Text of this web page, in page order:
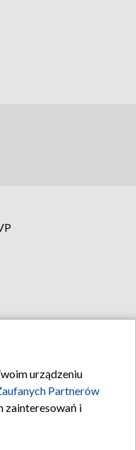
urządzeniu
Partnerów
zainteresowań i